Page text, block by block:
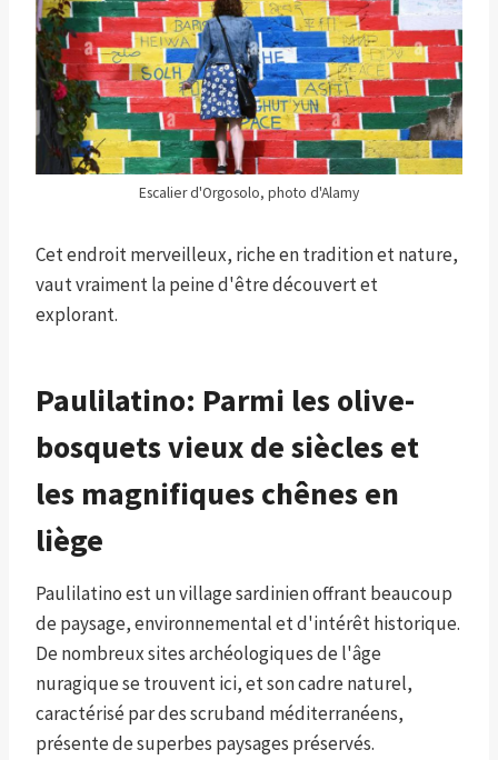
Escalier d'Orgosolo, photo d'Alamy
Cet endroit merveilleux, riche en tradition et nature,
vaut vraiment la peine d'être découvert et
explorant.
Paulilatino: Parmi les olive-
bosquets vieux de siècles et
les magnifiques chênes en
liège
Paulilatino est un village sardinien offrant beaucoup
de paysage, environnemental et d'intérêt historique.
De nombreux sites archéologiques de l'âge
nuragique se trouvent ici, et son cadre naturel,
caractérisé par des scruband méditerranéens,
présente de superbes paysages préservés.